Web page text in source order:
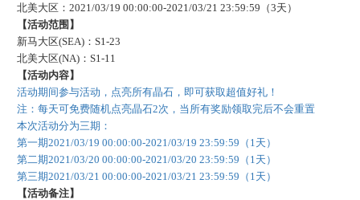
北美大区： 2021/03/19 00:00:00-2021/03/21 23:59:59（3天）
【活动范围】
新马大区(SEA)：S1-23
北美大区(NA)：S1-11
【活动内容】
活动期间参与活动，点亮所有晶石，即可获取超值好礼！
注：每天可免费随机点亮晶石2次，当所有奖励领取完后不会重置
本次活动分为三期：
第一期2021/03/19 00:00:00-2021/03/19 23:59:59（ 1 天）
第二期2021/03/20 00:00:00-2021/03/20 23:59:59（ 1 天）
第三期2021/03/21 00:00:00-2021/03/21 23:59:59（ 1 天）
【活动备注】